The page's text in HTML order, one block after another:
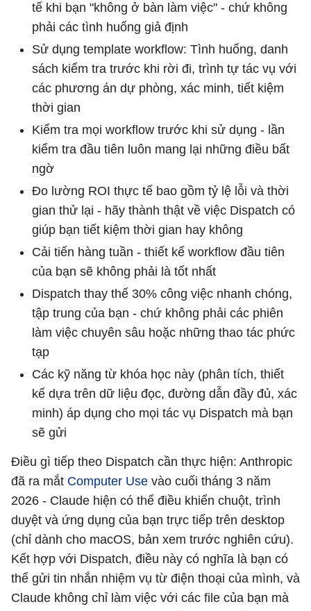
tế khi bạn "không ở bàn làm việc" - chứ không
phải các tình huống giả định
Sử dụng template workflow: Tình huống, danh
sách kiểm tra trước khi rời đi, trình tự tác vụ với
các phương án dự phòng, xác minh, tiết kiệm
thời gian
Kiểm tra mọi workflow trước khi sử dụng - lần
kiểm tra đầu tiên luôn mang lại những điều bất
ngờ
Đo lường ROI thực tế bao gồm tỷ lệ lỗi và thời
gian thử lại - hãy thành thật về việc Dispatch có
giúp bạn tiết kiệm thời gian hay không
Cải tiến hàng tuần - thiết kế workflow đầu tiên
của bạn sẽ không phải là tốt nhất
Dispatch thay thế 30% công việc nhanh chóng,
tập trung của bạn - chứ không phải các phiên
làm việc chuyên sâu hoặc những thao tác phức
tạp
Các kỹ năng từ khóa học này (phân tích, thiết
kế dựa trên dữ liệu đọc, đường dẫn đầy đủ, xác
minh) áp dụng cho mọi tác vụ Dispatch mà bạn
sẽ gửi
Điều gì tiếp theo Dispatch cần thực hiện: Anthropic
đã ra mắt Computer Use vào cuối tháng 3 năm
2026 - Claude hiện có thể điều khiển chuột, trình
duyệt và ứng dụng của bạn trực tiếp trên desktop
(chỉ dành cho macOS, bản xem trước nghiên cứu).
Kết hợp với Dispatch, điều này có nghĩa là bạn có
thể gửi tin nhắn nhiệm vụ từ điện thoại của mình, và
Claude không chỉ làm việc với các file của bạn mà